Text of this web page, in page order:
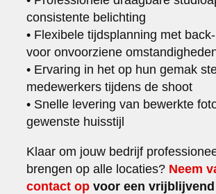
consistente belichting
• Flexibele tijdsplanning met
voor onvoorziene
• Ervaring in het op hun gemak
medewerkers tijdens de shoot
• Snelle levering van bewerkte
gewenste huisstijl
Klaar om jouw bedrijf
brengen op alle locaties? Neem
contact op voor een